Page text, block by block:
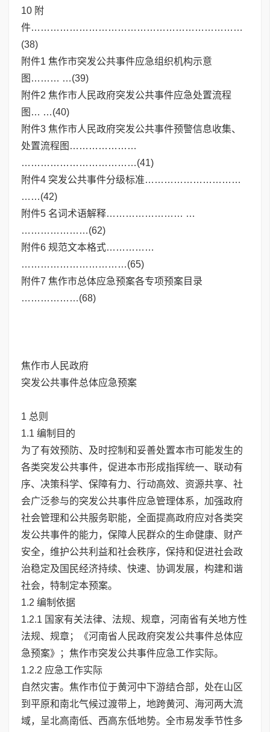
10 附
件…………………………………………………………
(38)
附件1 焦作市突发公共事件应急组织机构示意
图……… …(39)
附件2 焦作市人民政府突发公共事件应急处置流程
图… …(40)
附件3 焦作市人民政府突发公共事件预警信息收集、
处置流程图…………………
………………………………(41)
附件4 突发公共事件分级标准…………………………
……(42)
附件5 名词术语解释…………………… …
…………………(62)
附件6 规范文本格式……………
……………………………(65)
附件7 焦作市总体应急预案各专项预案目录
………………(68)
焦作市人民政府
突发公共事件总体应急预案
1 总则
1.1 编制目的
为了有效预防、及时控制和妥善处置本市可能发生的
各类突发公共事件，促进本市形成指挥统一、联动有
序、决策科学、保障有力、行动高效、资源共享、社
会广泛参与的突发公共事件应急管理体系，加强政府
社会管理和公共服务职能，全面提高政府应对各类突
发公共事件的能力，保障人民群众的生命健康、财产
安全，维护公共利益和社会秩序，保持和促进社会政
治稳定及国民经济持续、快速、协调发展，构建和谐
社会，特制定本预案。
1.2 编制依据
1.2.1 国家有关法律、法规、规章，河南省有关地方性
法规、规章；《河南省人民政府突发公共事件总体应
急预案》；焦作市突发公共事件应急工作实际。
1.2.2 应急工作实际
自然灾害。焦作市位于黄河中下游结合部，处在山区
到平原和南北气候过渡带上，地跨黄河、海河两大流
域，呈北高南低、西高东低地势。全市易发季节性多